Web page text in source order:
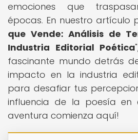
emociones que
épocas. En nuestro artículo
que Vende: Análisis de
Industria Editorial Poética
fascinante mundo detrás
impacto en la industria
para desafiar tus
influencia de la poesía en
aventura comienza aquí!